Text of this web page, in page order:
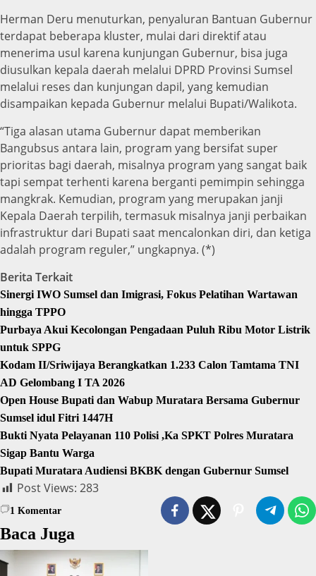
Herman Deru menuturkan, penyaluran Bantuan Gubernur
terdapat beberapa kluster, mulai dari direktif atau
menerima usul karena kunjungan Gubernur, bisa juga
diusulkan kepala daerah melalui DPRD Provinsi Sumsel
melalui reses dan kunjungan dapil, yang kemudian
disampaikan kepada Gubernur melalui Bupati/Walikota.
“Tiga alasan utama Gubernur dapat memberikan
Bangubsus antara lain, program yang bersifat super
prioritas bagi daerah, misalnya program yang sangat baik
tapi sempat terhenti karena berganti pemimpin sehingga
mangkrak. Kemudian, program yang merupakan janji
Kepala Daerah terpilih, termasuk misalnya janji perbaikan
infrastruktur dari Bupati saat mencalonkan diri, dan ketiga
adalah program reguler,” ungkapnya. (*)
Berita Terkait
Sinergi IWO Sumsel dan Imigrasi, Fokus Pelatihan Wartawan
hingga TPPO
Purbaya Akui Kecolongan Pengadaan Puluh Ribu Motor Listrik
untuk SPPG
Kodam II/Sriwijaya Berangkatkan 1.233 Calon Tamtama TNI
AD Gelombang I TA 2026
Open House Bupati dan Wabup Muratara Bersama Gubernur
Sumsel idul Fitri 1447H
Bukti Nyata Pelayanan 110 Polisi ,Ka SPKT Polres Muratara
Sigap Bantu Warga
Bupati Muratara Audiensi BKBK dengan Gubernur Sumsel
Post Views: 283
1 Komentar
Baca Juga